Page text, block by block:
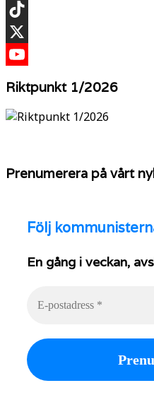
Instagram
TikTok
X
Riktpunkt 1/2026
Prenumerera på vårt
Följ
En gång i veckan,